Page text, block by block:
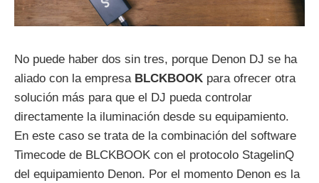
No puede haber dos sin tres, porque Denon DJ se ha
aliado con la empresaBLCKBOOK para ofrecer otra
solución más para que el DJ pueda controlar
directamente la iluminación desde su equipamiento.
En este caso se trata de la combinación del software
Timecode de BLCKBOOK con el protocolo StagelinQ
del equipamiento Denon. Por el momento Denon es la